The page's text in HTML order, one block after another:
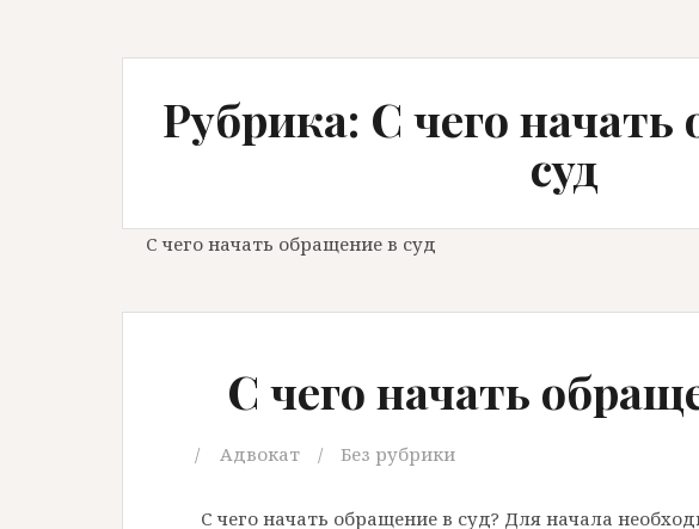
Рубрика: С чего
суд
С чего начать обращение в суд
С чего начать
Адвокат Без рубрики
С чего начать обращение в суд? Для начала